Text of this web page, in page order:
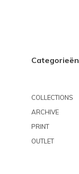
Categorieën
COLLECTIONS
ARCHIVE
PRINT
OUTLET